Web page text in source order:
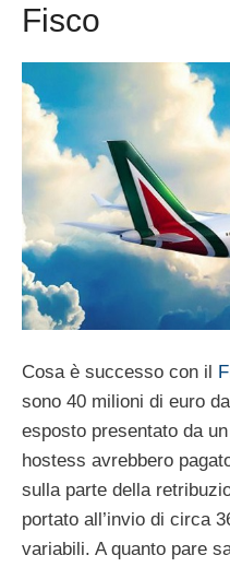
Fisco
Cosa è successo con il
sono 40 milioni di euro
esposto presentato da
hostess avrebbero
sulla parte della
portato all’invio di circa
variabili. A quanto pare